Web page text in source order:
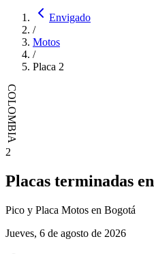
Envigado
/
Motos
/
Placa 2
COLOMBIA
2
Placas terminadas en
Pico y Placa Motos en Bogotá
Jueves, 6 de agosto de 2026